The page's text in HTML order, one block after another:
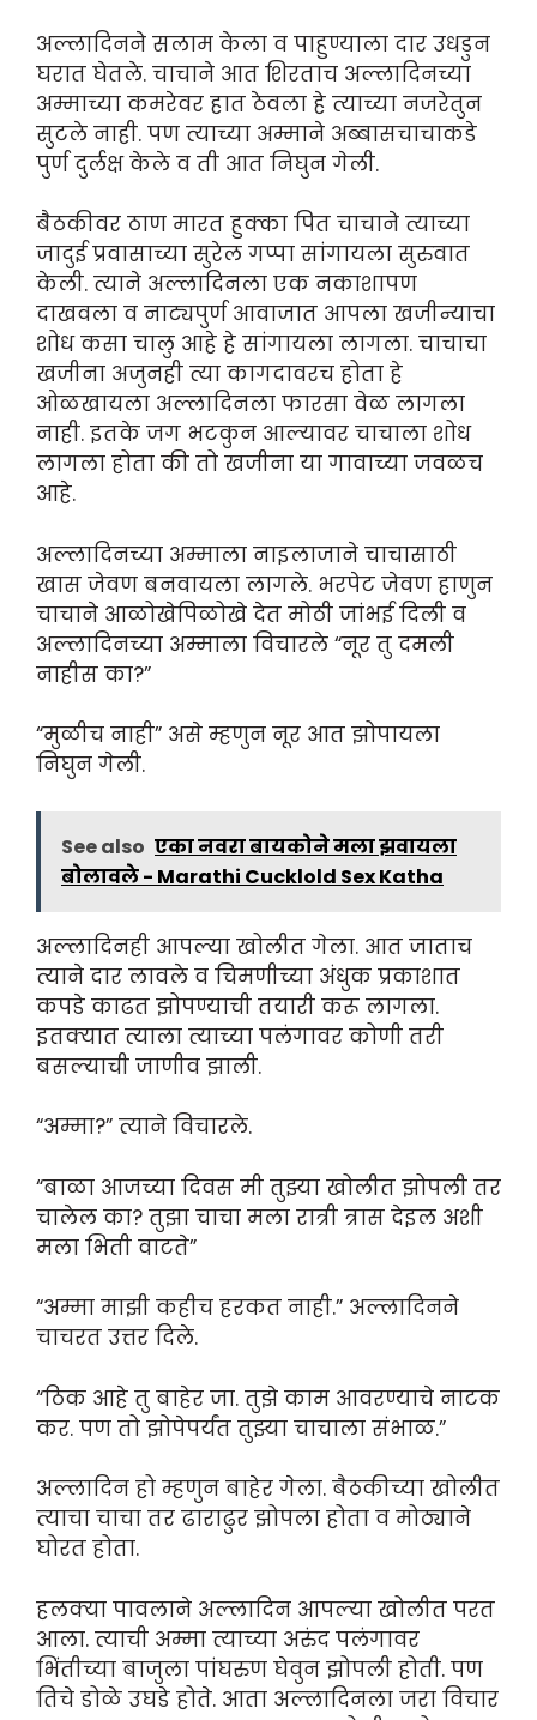
अल्लादिनने सलाम केला व पाहुण्याला दार उधडुन
घरात घेतले. चाचाने आत शिरताच अल्लादिनच्या
अम्माच्या कमरेवर हात ठेवला हे त्याच्या नजरेतुन
सुटले नाही. पण त्याच्या अम्माने अब्बासचाचाकडे
पुर्ण दुर्लक्ष केले व ती आत निघुन गेली.
बैठकीवर ठाण मारत हुक्का पित चाचाने त्याच्या
जादु‌ई प्रवासाच्या सुरेल गप्पा सांगायला सुरुवात
केली. त्याने अल्लादिनला एक नकाशापण
दाखवला व नाट्यपुर्ण आवाजात आपला खजीन्याचा
शोध कसा चालु आहे हे सांगायला लागला. चाचाचा
खजीना अजुनही त्या कागदावरच होता हे
ओळखायला अल्लादिनला फारसा वेळ लागला
नाही. इतके जग भटकुन आल्यावर चाचाला शोध
लागला होता की तो खजीना या गावाच्या जवळच
आहे.
अल्लादिनच्या अम्माला ना‌इलाजाने चाचासाठी
खास जेवण बनवायला लागले. भरपेट जेवण हाणुन
चाचाने आळोखेपिळोखे देत मोठी जांभ‌ई दिली व
अल्लादिनच्या अम्माला विचारले “नूर तु दमली
नाहीस का?”
“मुळीच नाही” असे म्हणुन नूर आत झोपायला
निघुन गेली.
See also एका नवरा बायकोने मला झवायला
बोलावले - Marathi Cucklold Sex Katha
अल्लादिनही आपल्या खोलीत गेला. आत जाताच
त्याने दार लावले व चिमणीच्या अंधुक प्रकाशात
कपडे काढत झोपण्याची तयारी करू लागला.
इतक्यात त्याला त्याच्या पलंगावर कोणी तरी
बसल्याची जाणीव झाली.
“अम्मा?” त्याने विचारले.
“बाळा आजच्या दिवस मी तुझ्या खोलीत झोपली तर
चालेल का? तुझा चाचा मला रात्री त्रास दे‌इल अशी
मला भिती वाटते”
“अम्मा माझी कहीच हरकत नाही.” अल्लादिनने
चाचरत उत्तर दिले.
“ठिक आहे तु बाहेर जा. तुझे काम आवरण्याचे नाटक
कर. पण तो झोपेपर्यंत तुझ्या चाचाला संभाळ.”
अल्लादिन हो म्हणुन बाहेर गेला. बैठकीच्या खोलीत
त्याचा चाचा तर ढाराढुर झोपला होता व मोठ्याने
घोरत होता.
हलक्या पावलाने अल्लादिन आपल्या खोलीत परत
आला. त्याची अम्मा त्याच्या अरुंद पलंगावर
भिंतीच्या बाजुला पांघरुण घेवुन झोपली होती. पण
तिचे डोळे उघडे होते. आता अल्लादिनला जरा विचार